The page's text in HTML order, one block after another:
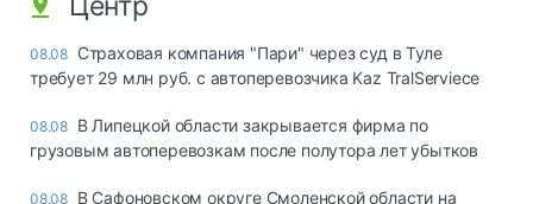
08.08 Страховая компания "Пари" через суд в Туле
требует 29 млн руб. с автоперевозчика Kaz TralServiece
08.08 В Липецкой области закрывается фирма по
грузовым автоперевозкам после полутора лет убытков
08.08 В Сафоновском округе Смоленской области на